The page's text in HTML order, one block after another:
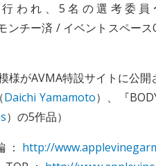
われ、5名の選考委員
ンチー済 / イベントスペー
がAVMA特設サイトに公開
Daichi Yamamoto）、『
）の5作品）
： http://